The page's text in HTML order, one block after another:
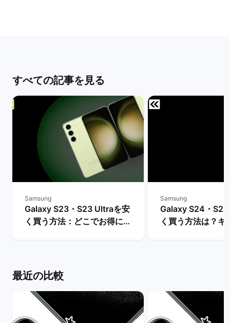
すべての記事を見る
Samsung
Galaxy S23・S23 Ultraを安
く買う方法：どこでお得に購
Samsung
Galaxy S24・
く買う方法は？キ
最近の比較